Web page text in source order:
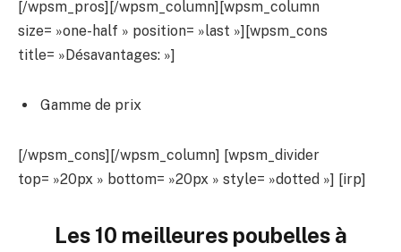
[/wpsm_pros][/wpsm_column][wpsm_column
size= »one-half » position= »last »][wpsm_cons
title= »Désavantages: »]
Gamme de prix
[/wpsm_cons][/wpsm_column] [wpsm_divider
top= »20px » bottom= »20px » style= »dotted »] [irp]
Les 10 meilleures poubelles à